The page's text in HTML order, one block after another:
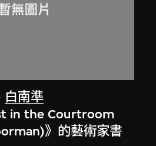
白南準
in the Courtroom
》的藝術家書